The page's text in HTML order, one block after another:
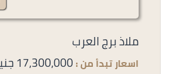
ملاذ برج العرب
اسعار تبدأ من : 17,300,000 جنية